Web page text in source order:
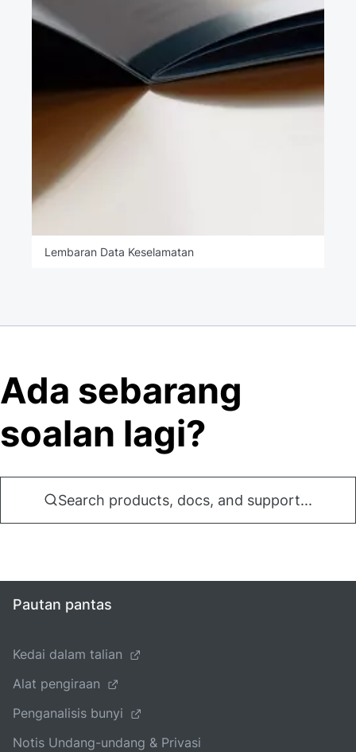
Lembaran Data Keselamatan
Ada sebarang
soalan lagi?
Search products, docs, and support...
Pautan pantas
Kedai dalam talian
Alat pengiraan
Penganalisis bunyi
Notis Undang-undang & Privasi